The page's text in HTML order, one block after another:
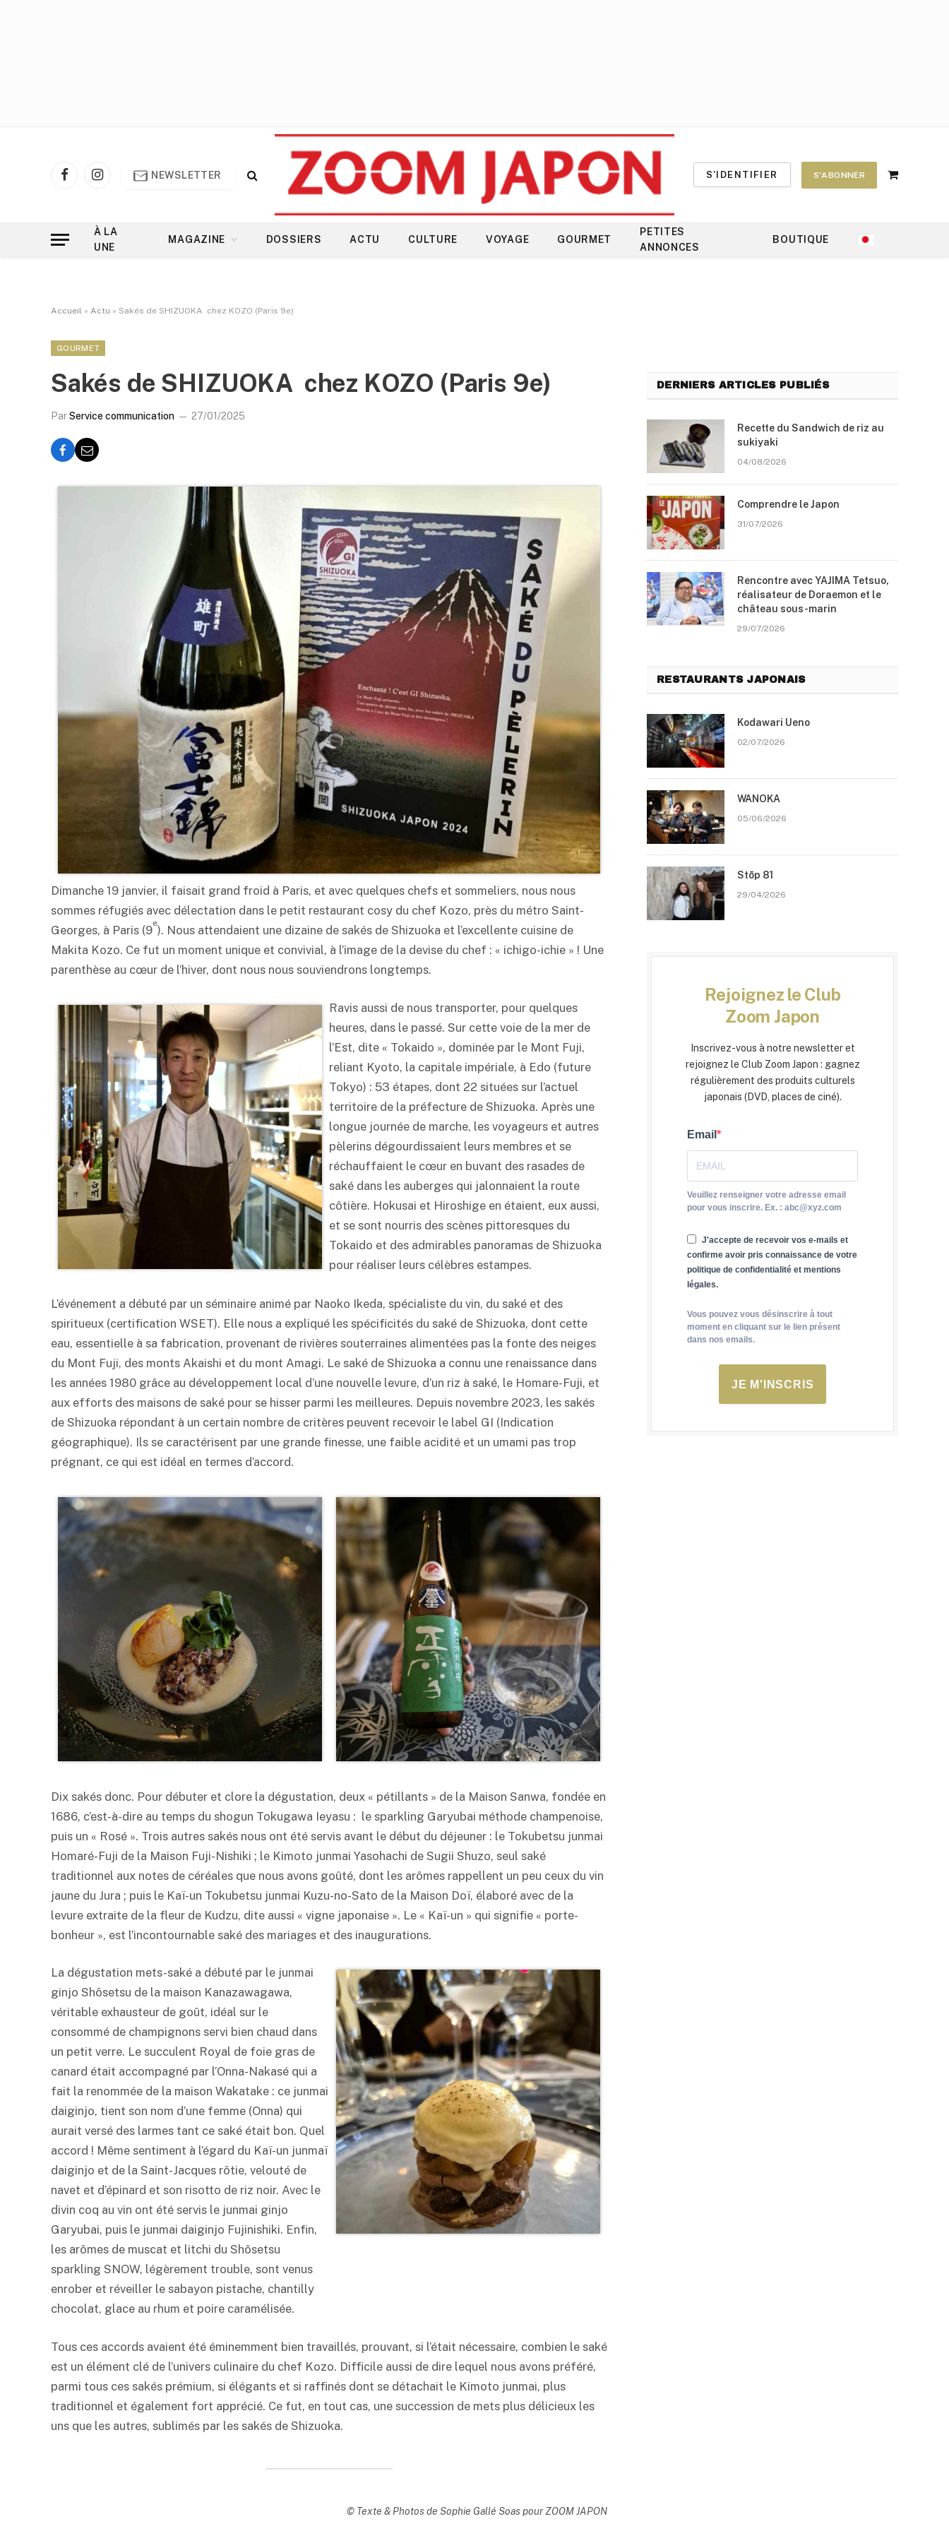
FacebookInstagram
NEWSLETTER S'IDENTIFIER S'ABONNER
Shopping
À LA
UNE
MAGAZINE DOSSIERS ACTU CULTURE VOYAGE GOURMET
PETITES
ANNONCES
BOUTIQUE
Accueil » Actu » Sakés de SHIZUOKA chez KOZO (Paris 9e)
GOURMET
Sakés de SHIZUOKA chez KOZO (Paris 9e)
ParService communication 27/01/2025
Dimanche 19 janvier, il faisait grand froid à Paris, et avec quelques chefs et sommeliers, nous nous
sommes réfugiés avec délectation dans le petit restaurant cosy du chef Kozo, près du métro Saint-
Georges, à Paris (9
e
). Nous attendaient une dizaine de sakés de Shizuoka et l’excellente cuisine de
Makita Kozo. Ce fut un moment unique et convivial, à l’image de la devise du chef : « ichigo-ichie » ! Une
parenthèse au cœur de l’hiver, dont nous nous souviendrons longtemps.
Ravis aussi de nous transporter, pour quelques
heures, dans le passé. Sur cette voie de la mer de
l’Est, dite « Tokaido », dominée par le Mont Fuji,
reliant Kyoto, la capitale impériale, à Edo (future
Tokyo) : 53 étapes, dont 22 situées sur l’actuel
territoire de la préfecture de Shizuoka. Après une
longue journée de marche, les voyageurs et autres
pèlerins dégourdissaient leurs membres et se
réchauffaient le cœur en buvant des rasades de
saké dans les auberges qui jalonnaient la route
côtière. Hokusai et Hiroshige en étaient, eux aussi,
et se sont nourris des scènes pittoresques du
Tokaido et des admirables panoramas de Shizuoka
pour réaliser leurs célèbres estampes.
L’événement a débuté par un séminaire animé par Naoko Ikeda, spécialiste du vin, du saké et des
spiritueux (certification WSET). Elle nous a expliqué les spécificités du saké de Shizuoka, dont cette
eau, essentielle à sa fabrication, provenant de rivières souterraines alimentées pas la fonte des neiges
du Mont Fuji, des monts Akaishi et du mont Amagi. Le saké de Shizuoka a connu une renaissance dans
les années 1980 grâce au développement local d’une nouvelle levure, d’un riz à saké, le Homare-Fuji, et
aux efforts des maisons de saké pour se hisser parmi les meilleures. Depuis novembre 2023, les sakés
de Shizuoka répondant à un certain nombre de critères peuvent recevoir le label GI (Indication
géographique). Ils se caractérisent par une grande finesse, une faible acidité et un umami pas trop
prégnant, ce qui est idéal en termes d’accord.
Dix sakés donc. Pour débuter et clore la dégustation, deux « pétillants » de la Maison Sanwa, fondée en
1686, c’est-à-dire au temps du shogun Tokugawa Ieyasu : le sparkling Garyubai méthode champenoise,
puis un « Rosé ». Trois autres sakés nous ont été servis avant le début du déjeuner : le Tokubetsu junmai
Homaré-Fuji de la Maison Fuji-Nishiki ; le Kimoto junmai Yasohachi de Sugii Shuzo, seul saké
traditionnel aux notes de céréales que nous avons goûté, dont les arômes rappellent un peu ceux du vin
jaune du Jura ; puis le Kaï-un Tokubetsu junmai Kuzu-no-Sato de la Maison Doï, élaboré avec de la
levure extraite de la fleur de Kudzu, dite aussi « vigne japonaise ». Le « Kaï-un » qui signifie « porte-
bonheur », est l’incontournable saké des mariages et des inaugurations.
La dégustation mets-saké a débuté par le junmai
ginjo Shôsetsu de la maison Kanazawagawa,
véritable exhausteur de goût, idéal sur le
consommé de champignons servi bien chaud dans
un petit verre. Le succulent Royal de foie gras de
canard était accompagné par l’Onna-Nakasé qui a
fait la renommée de la maison Wakatake : ce junmai
daiginjo, tient son nom d’une femme (Onna) qui
aurait versé des larmes tant ce saké était bon. Quel
accord ! Même sentiment à l’égard du Kaï-un junmaï
daiginjo et de la Saint-Jacques rôtie, velouté de
navet et d’épinard et son risotto de riz noir. Avec le
divin coq au vin ont été servis le junmai ginjo
Garyubai, puis le junmai daiginjo Fujinishiki. Enfin,
les arômes de muscat et litchi du Shôsetsu
sparkling SNOW, légèrement trouble, sont venus
enrober et réveiller le sabayon pistache, chantilly
chocolat, glace au rhum et poire caramélisée.
Tous ces accords avaient été éminemment bien travaillés, prouvant, si l’était nécessaire, combien le saké
est un élément clé de l’univers culinaire du chef Kozo. Difficile aussi de dire lequel nous avons préféré,
parmi tous ces sakés prémium, si élégants et si raffinés dont se détachait le Kimoto junmai, plus
traditionnel et également fort apprécié. Ce fut, en tout cas, une succession de mets plus délicieux les
uns que les autres, sublimés par les sakés de Shizuoka.
© Texte & Photos de Sophie Gallé Soas pour ZOOM JAPON
DERNIERS ARTICLES PUBLIÉS
Recette du Sandwich de riz au
sukiyaki
04/08/2026
Comprendre le Japon
31/07/2026
Rencontre avec YAJIMA Tetsuo,
réalisateur de Doraemon et le
château sous-marin
29/07/2026
RESTAURANTS JAPONAIS
Kodawari Ueno
02/07/2026
WANOKA
05/06/2026
Stōp 81
29/04/2026
Rejoignez le Club
Zoom Japon
Inscrivez-vous à notre newsletter et
rejoignez le Club Zoom Japon : gagnez
régulièrement des produits culturels
japonais (DVD, places de ciné).
Email
Veuillez renseigner votre adresse email
pour vous inscrire. Ex. : abc@xyz.com
J'accepte de recevoir vos e-mails et
confirme avoir pris connaissance de votre
politique de confidentialité et mentions
légales.
Vous pouvez vous désinscrire à tout
moment en cliquant sur le lien présent
dans nos emails.
JE M'INSCRIS